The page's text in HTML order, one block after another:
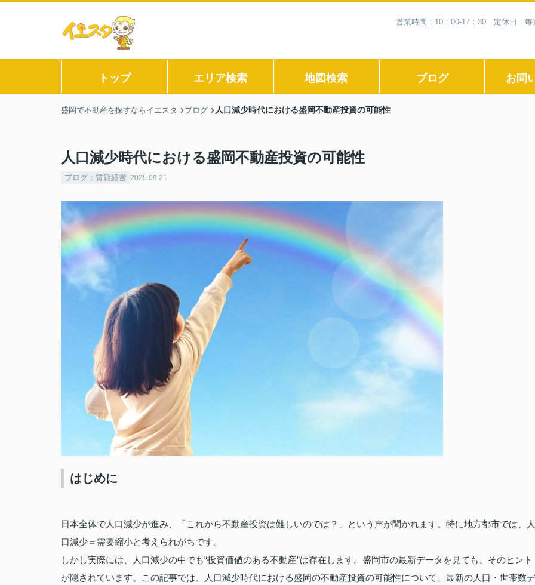
営業時間：10：00-17：30 定休日：毎
トップ エリア検索 地図検索 ブログ お問
盛岡で不動産を探すならイエスタ ブログ 人口減少時代における盛岡不動産投資の可能性
人口減少時代における盛岡不動産投資の可能性
ブログ：賃貸経営 2025.09.21
はじめに
日本全体で人口減少が進み、「これから不動産投資は難しいのでは？」という声が聞かれます。特に地方都市では、人
口減少＝需要縮小と考えられがちです。
しかし実際には、人口減少の中でも“投資価値のある不動産”は存在します。盛岡市の最新データを見ても、そのヒント
が隠されています。この記事では、人口減少時代における盛岡の不動産投資の可能性について、最新の人口・世帯数デ